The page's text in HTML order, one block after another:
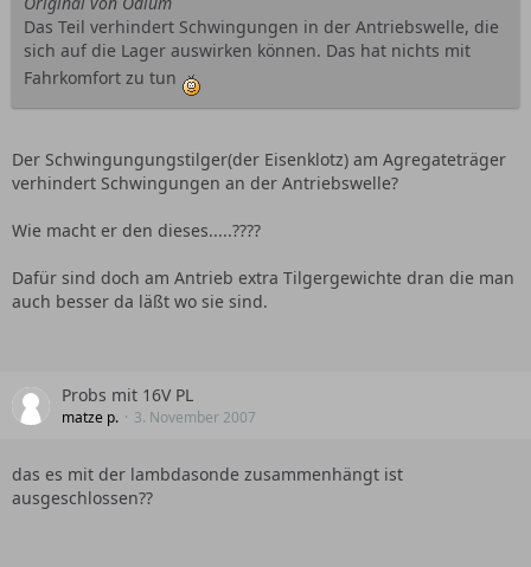
Das Teil verhindert Schwingungen in der Antriebswelle, die
sich auf die Lager auswirken können. Das hat nichts mit
Fahrkomfort zu tun
Der Schwingungungstilger(der Eisenklotz) am Agregateträger
verhindert Schwingungen an der Antriebswelle?
Wie macht er den dieses.....????
Dafür sind doch am Antrieb extra Tilgergewichte dran die man
auch besser da läßt wo sie sind.
Probs mit 16V PL
matze p. 3. November 2007
das es mit der lambdasonde zusammenhängt ist
ausgeschlossen??